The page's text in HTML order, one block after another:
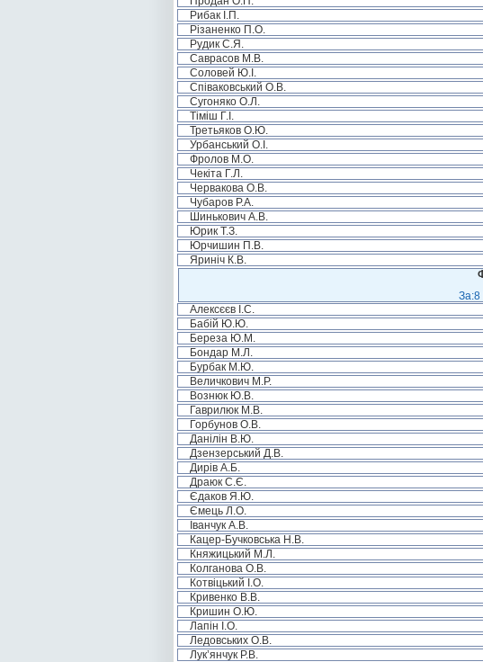
Рибак І.П.
Різаненко П.О.
Рудик С.Я.
Саврасов М.В.
Соловей Ю.І.
Співаковський О.В.
Сугоняко О.Л.
Тіміш Г.І.
Третьяков О.Ю.
Урбанський О.І.
Фролов М.О.
Чекіта Г.Л.
Червакова О.В.
Чубаров Р.А.
Шинькович А.В.
Юрик Т.З.
Юрчишин П.В.
Яриніч К.В.
За:8
Алексєєв І.С.
Бабій Ю.Ю.
Береза Ю.М.
Бондар М.Л.
Бурбак М.Ю.
Величкович М.Р.
Вознюк Ю.В.
Гаврилюк М.В.
Горбунов О.В.
Данілін В.Ю.
Дзензерський Д.В.
Дирів А.Б.
Драюк С.Є.
Єдаков Я.Ю.
Ємець Л.О.
Іванчук А.В.
Кацер-Бучковська Н.В.
Княжицький М.Л.
Колганова О.В.
Котвіцький І.О.
Кривенко В.В.
Кришин О.Ю.
Лапін І.О.
Ледовських О.В.
Лук’янчук Р.В.